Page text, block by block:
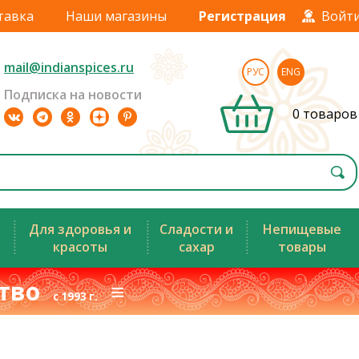
Наши магазины Регистрация
mail@indianspices.ru
Подписка на новости
РУС ENG
0 товаров
Для здоровья и
красоты
Сладости и
сахар
Непищевые
товары
с 1993 г.≡